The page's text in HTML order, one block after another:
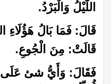
اللَّيْلُ وَالْبَرْدُ.
قَالَ: فَمَا بَالُ هَؤُلَاءِ
قَالَتْ: مِنَ الْجُوعِ.
فَقَالَ: وَأَيُّ شئ عَلَى